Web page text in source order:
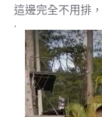
這邊完全不用排
.